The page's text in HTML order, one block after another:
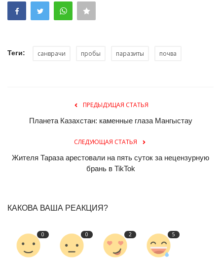
Теги: санврачи пробы паразиты почва
ПРЕДЫДУЩАЯ СТАТЬЯ
Планета Казахстан: каменные глаза Мангыстау
СЛЕДУЮЩАЯ СТАТЬЯ
Жителя Тараза арестовали на пять суток за нецензурную
брань в TikTok
КАКОВА ВАША РЕАКЦИЯ?
0 0 2 5